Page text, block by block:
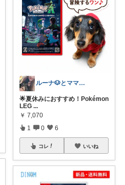
ルーナ🐶とママのおすすめROOM✨
🌟夏休みにおすすめ！Pokémon
LEG ...
￥ 7,070
1 0 6
コレ いいね